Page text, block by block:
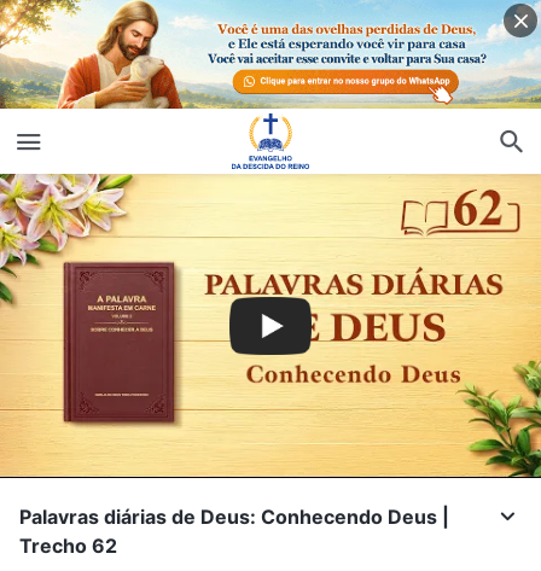
Palavras diárias de Deus: Conhecendo Deus |
Trecho 62